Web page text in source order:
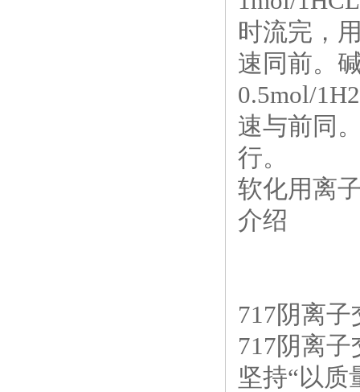
时流完，
速同前。
0.5mol/
速与前同
行。
软化用离
介绍
717阴离
717阴离
坚持“以